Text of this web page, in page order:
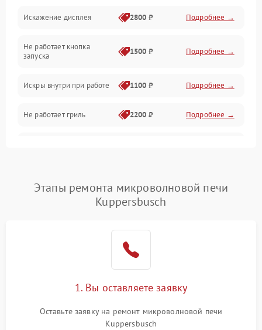
Питание и запуск
Нагрев и приготовление
Программное обеспечение
Искажение дисплея 2800 ₽ Подробнее →
Не работает кнопка
запуска
1500 ₽ Подробнее →
Искры внутри при работе 1100 ₽ Подробнее →
Не работает гриль 2200 ₽ Подробнее →
Появление запаха гари Подробнее →
2400 ₽ Подробнее →
2000 ₽
Этапы ремонта микроволновой печи
Kuppersbusch
1. Вы оставляете заявку
Оставьте заявку на ремонт микроволновой печи
Kuppersbusch